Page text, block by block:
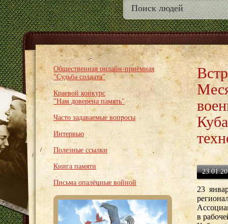
Общественная онлайн-приёмная
"Судьба солдата"
Краевой конкурс
"Нам доверена память"
Часто задаваемые вопросы
Интервью
Полезные ссылки
Книга памяти
Письма опалённые войной
23
в